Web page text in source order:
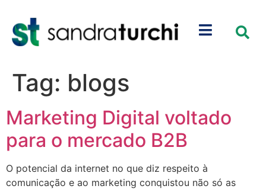
Tag: blogs
Marketing Digital voltado
para o mercado B2B
O potencial da internet no que diz respeito à
comunicação e ao marketing conquistou não só as